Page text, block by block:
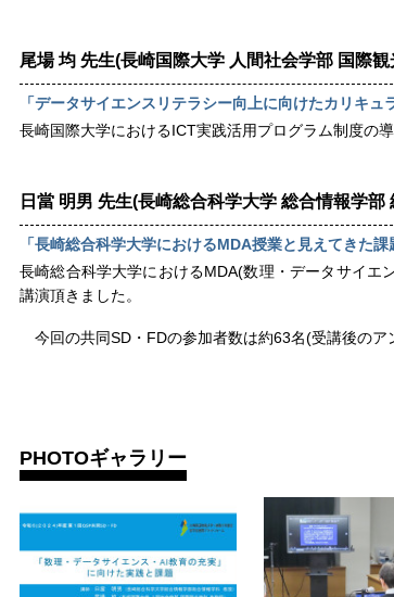
尾場 均 先生(長崎国際大学 人間社会学部 国際観
「データサイエンスリテラシー向上に向けたカリキュ
長崎国際大学におけるICT実践活用プログラム制度の
日當 明男 先生(長崎総合科学大学 総合情報学部
「長崎総合科学大学におけるMDA授業と見えてきた課
長崎総合科学大学におけるMDA(数理・データサイエ
講演頂きました。
今回の共同SD・FDの参加者数は約63名(受講後のア
PHOTOギャラリー